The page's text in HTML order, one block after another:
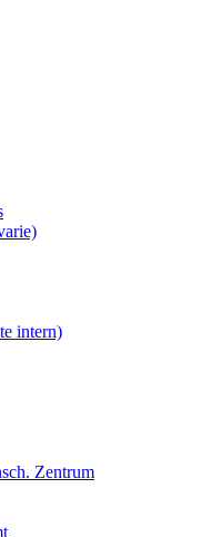
intern)
Zentrum